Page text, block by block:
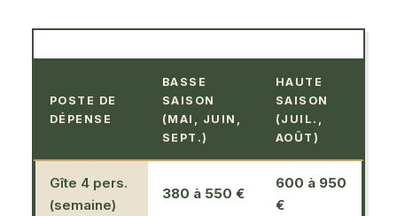
POSTE DE
DÉPENSE
BASSE
SAISON
(MAI, JUIN,
SEPT.)
HAUTE
SAISON
(JUIL.,
AOÛT)
Gîte 4 pers.
(semaine)
380 à 550 €
600 à 950
€